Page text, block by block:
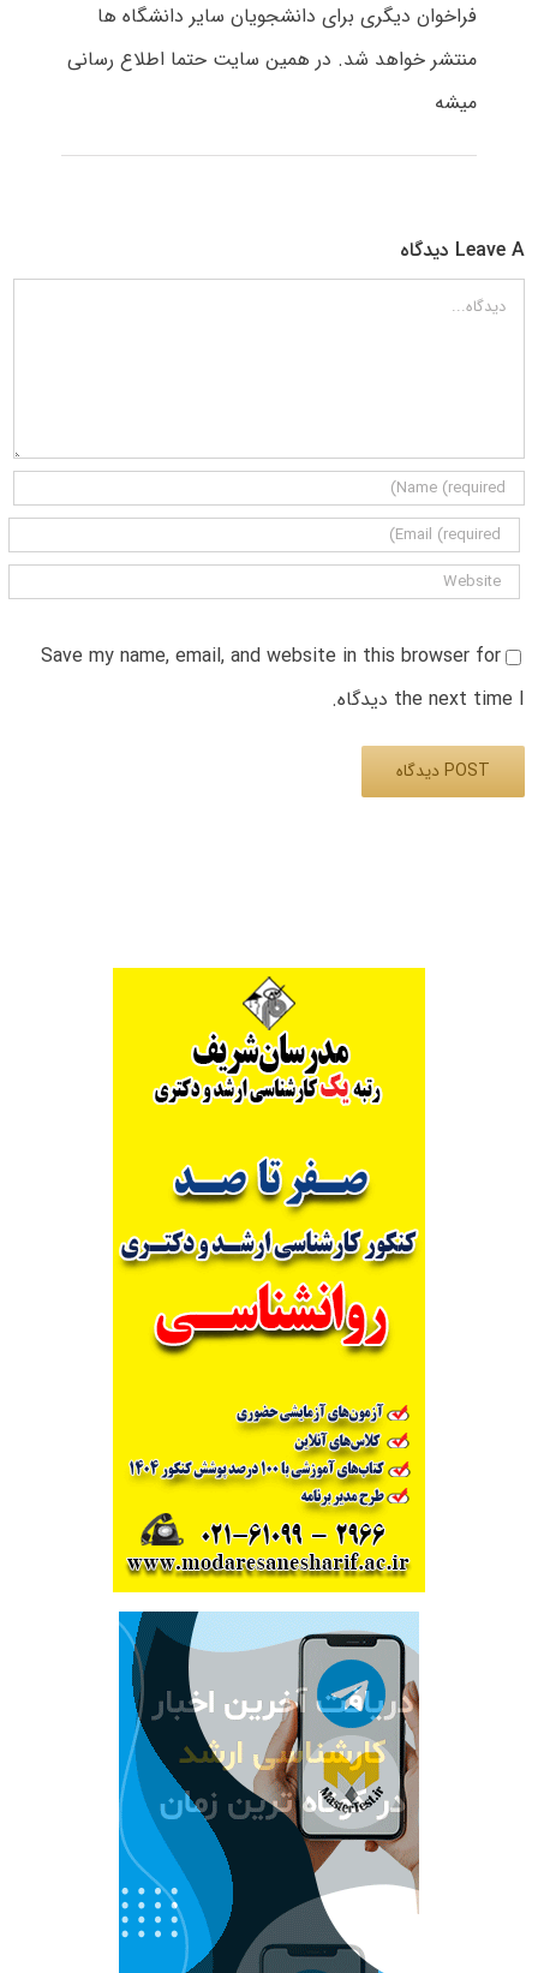
فراخوان دیگری برای دانشجویان سایر دانشگاه ها
منتشر خواهد شد. در همین سایت حتما اطلاع رسانی
میشه
Leave A دیدگاه
دیدگاه
Save my name, email, and website in this browser for
the next time I دیدگاه.